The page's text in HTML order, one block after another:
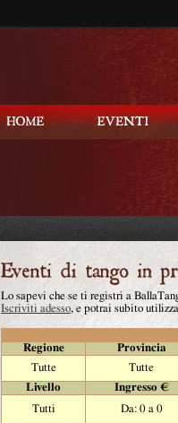
Lo sapevi che se ti registri a
Iscriviti adesso, e potrai subito
Regione
Provincia
Tutte
Tutte
Livello
Ingresso €
Tutti
Da: 0 a 0